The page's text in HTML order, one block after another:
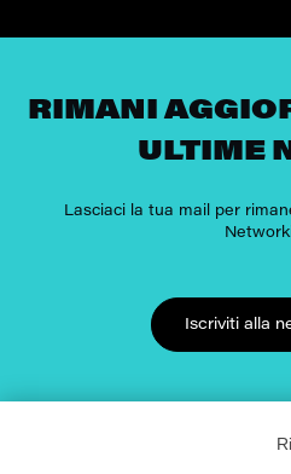
RIMANI
ULTIME
Lasciaci la tua mail per
Iscriviti alla